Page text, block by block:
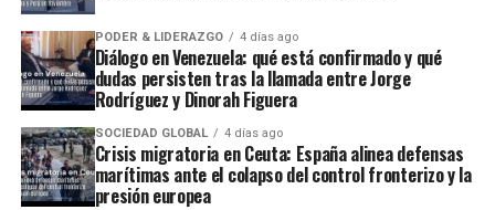
PODER & LIDERAZGO 4 días ago
Diálogo en Venezuela: qué está confirmado y qué
dudas persisten tras la llamada entre Jorge
Rodríguez y Dinorah Figuera
SOCIEDAD GLOBAL 4 días ago
Crisis migratoria en Ceuta: España alinea defensas
marítimas ante el colapso del control fronterizo y la
presión europea